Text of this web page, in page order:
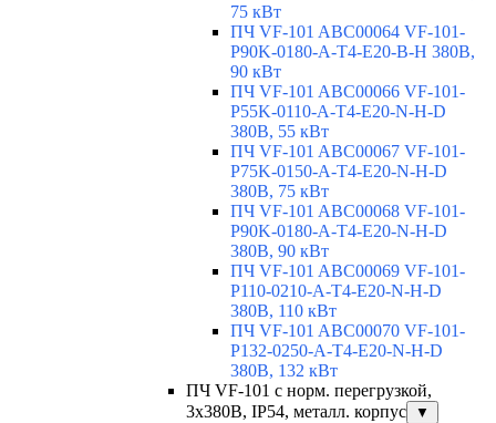
75 кВт
ПЧ VF-101 ABC00064 VF-101-
P90K-0180-A-T4-E20-B-H 380В,
90 кВт
ПЧ VF-101 ABC00066 VF-101-
P55K-0110-A-T4-E20-N-H-D
380В, 55 кВт
ПЧ VF-101 ABC00067 VF-101-
P75K-0150-A-T4-E20-N-H-D
380В, 75 кВт
ПЧ VF-101 ABC00068 VF-101-
P90K-0180-A-T4-E20-N-H-D
380В, 90 кВт
ПЧ VF-101 ABC00069 VF-101-
P110-0210-A-T4-E20-N-H-D
380В, 110 кВт
ПЧ VF-101 ABC00070 VF-101-
P132-0250-A-T4-E20-N-H-D
380В, 132 кВт
ПЧ VF-101 с норм. перегрузкой,
3х380В, IP54, металл. корпус
▼